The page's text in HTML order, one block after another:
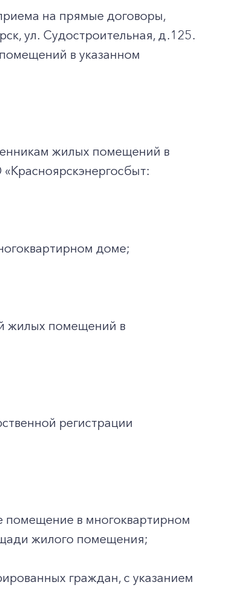
на прямые договоры,
ул. Судостроительная, д.125.
в указанном
жилых помещений в
доме;
жилых помещений в
регистрации
в многоквартирном
жилого помещения;
граждан, с указанием